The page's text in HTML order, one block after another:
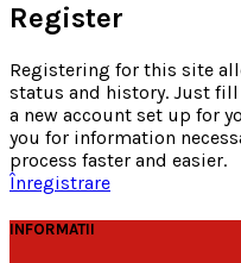
Register
Registering for this site
status and history. Just
a new account set up for
you for information
process faster and easier.
Înregistrare
INFORMATII